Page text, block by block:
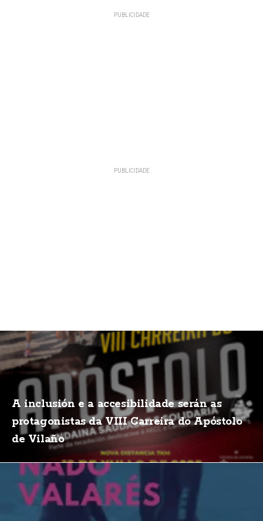
A inclusión e a accesibilidade serán as
protagonistas da VIII Carreira do Apóstolo
de Vilaño